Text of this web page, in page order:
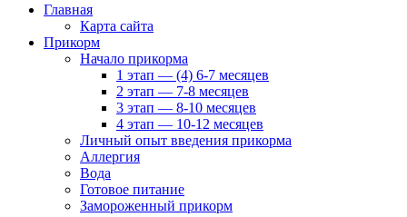
Главная
Карта сайта
Прикорм
Начало прикорма
1 этап — (4) 6-7 месяцев
2 этап — 7-8 месяцев
3 этап — 8-10 месяцев
4 этап — 10-12 месяцев
Личный опыт введения прикорма
Аллергия
Вода
Готовое питание
Замороженный прикорм